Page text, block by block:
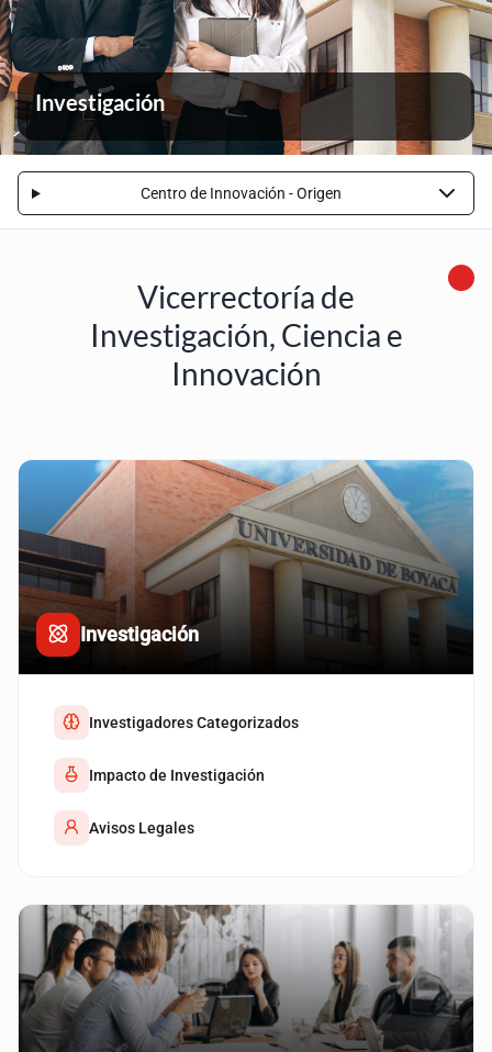
Investigación
Centro de Innovación - Origen
Vicerrectoría de
Investigación, Ciencia e
Innovación
Investigación
Investigadores Categorizados
Impacto de Investigación
Avisos Legales